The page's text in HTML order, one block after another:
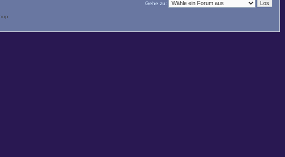
Gehe zu: